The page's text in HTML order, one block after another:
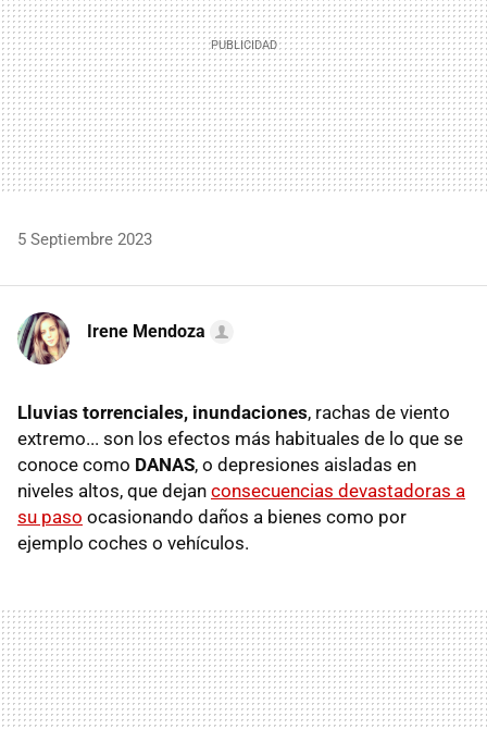
5 Septiembre 2023
Irene Mendoza
Lluvias torrenciales, inundaciones, rachas de viento
extremo... son los efectos más habituales de lo que se
conoce como DANAS, o depresiones aisladas en
niveles altos, que dejan consecuencias devastadoras a
su paso ocasionando daños a bienes como por
ejemplo coches o vehículos.